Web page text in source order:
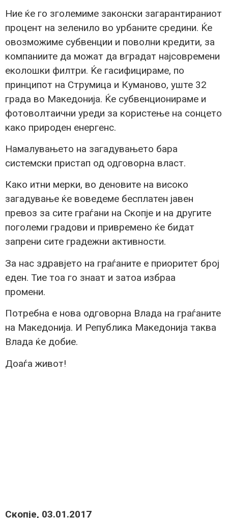
Ние ќе го зголемиме законски загарантираниот
процент на зеленило во урбаните средини. Ќе
овозможиме субвенции и поволни кредити, за
компаниите да можат да вградат најсовремени
еколошки филтри. Ќе гасифицираме, по
принципот на Струмица и Куманово, уште 32
града во Македонија. Ќе субвенционираме и
фотоволтаични уреди за користење на сонцето
како природен енергенс.
Намалувањето на загадувањето бара
системски пристап од одговорна власт.
Како итни мерки, во деновите на високо
загадување ќе воведеме бесплатен јавен
превоз за сите граѓани на Скопје и на другите
поголеми градови и привремено ќе бидат
запрени сите градежни активности.
За нас здравјето на граѓаните е приоритет број
еден. Тие тоа го знаат и затоа избраа
промени.
Потребна е нова одговорна Влада на граѓаните
на Македонија. И Република Македонија таква
Влада ќе добие.
Доаѓа живот!
Скопје, 03.01.2017